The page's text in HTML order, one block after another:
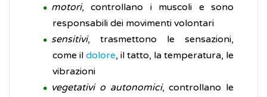
motori, controllano i muscoli e sono
responsabili dei movimenti volontari
sensitivi, trasmettono le sensazioni,
come il dolore, il tatto, la temperatura, le
vibrazioni
vegetativi o autonomici, controllano le